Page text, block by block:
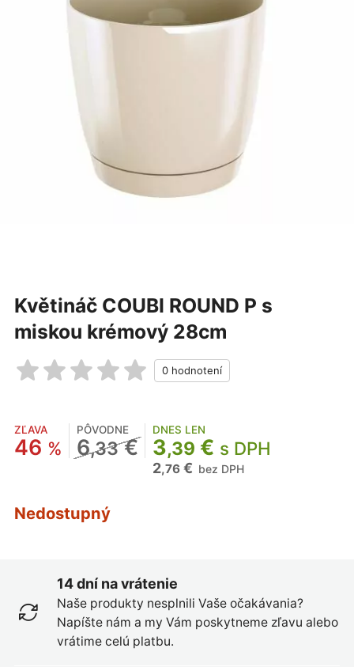
Květináč COUBI ROUND P s
miskou krémový 28cm
ZĽAVA
46 %
PÔVODNE
6,33€
DNES LEN
3,39 € s DPH
2,76€ bez DPH
Nedostupný
14 dní na vrátenie
Naše produkty nesplnili Vaše očakávania?
Napíšte nám a my Vám poskytneme zľavu alebo
vrátime celú platbu.